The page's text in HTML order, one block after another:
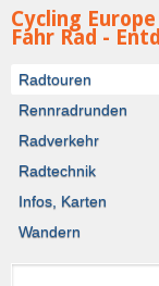
Cycling Europe
Fahr Rad -
Radtouren
Rennradrunden
Radverkehr
Radtechnik
Infos, Karten
Wandern